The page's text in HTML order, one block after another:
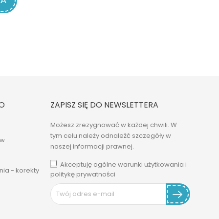
- korekty
ZAPISZ SIĘ DO NEWSLETTERA
Możesz zrezygnować w każdej chwili. W
tym celu należy odnaleźć szczegóły w
naszej informacji prawnej.
Akceptuję ogólne warunki użytkowania i
politykę prywatności